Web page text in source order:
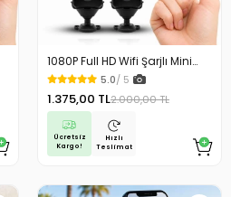
1080P Full HD Wifi Şarjlı Mini
Güvenlik Kamerası Geniş Açılı
Balık Gözü Maksimum
Görüntü Kalitesi
5.0/ 5
1.375,00 TL2.000,00 TL
Ücretsiz
Kargo!
Hızlı
Teslimat